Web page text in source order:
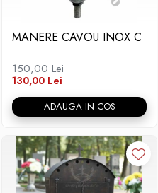
Placa memoriala
Placute ABS personalizate
marmura
MANERE CAVOU INOX C
150,00 Lei
130,00 Lei
ADAUGA IN COS